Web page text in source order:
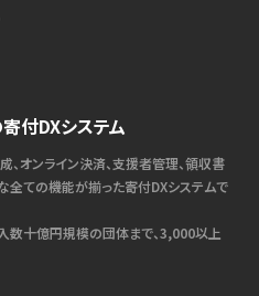
付DXシステム
、オンライン決済、支援者管理、領収書
全ての機能が揃った寄付DXシステムで
数十億円規模の団体まで、3,000以上